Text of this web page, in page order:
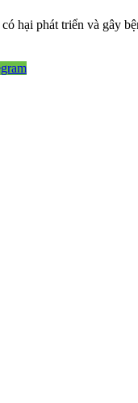
hại phát triển và gây